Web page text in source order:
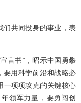
们共同投身的事业，表
言书”，昭示中国勇攀
要用科学前沿和战略必
一项项攻克的关键核心
领军力量，要勇闯创